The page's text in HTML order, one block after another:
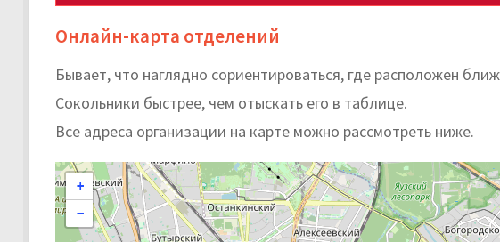
Онлайн-карта отделений
Бывает, что наглядно сориентироваться, где расположен
Сокольники быстрее, чем отыскать его в таблице.
Все адреса организации на карте можно рассмотреть ниже.
+
−